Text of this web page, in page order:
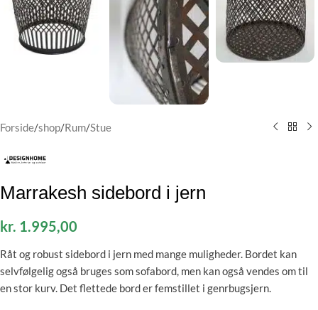
Forside/shop/Rum/Stue
Marrakesh sidebord i jern
kr. 1.995,00
Råt og robust sidebord i jern med mange muligheder. Bordet kan
selvfølgelig også bruges som sofabord, men kan også vendes om til
en stor kurv. Det flettede bord er femstillet i genrbugsjern.